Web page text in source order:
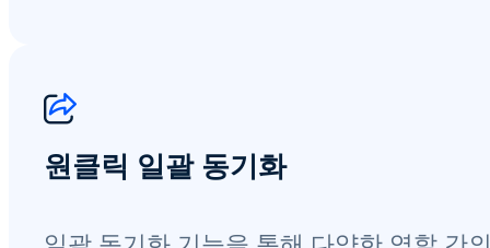
원클릭 일괄 동기화